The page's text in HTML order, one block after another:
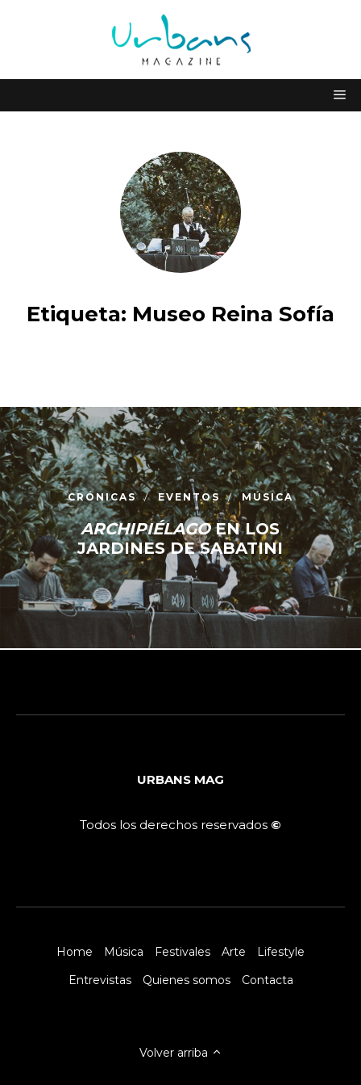
Etiqueta: Museo Reina Sofía
CRÓNICAS EVENTOS MÚSICA
ARCHIPIÉLAGOEN LOS
JARDINES DE SABATINI
URBANS MAG
Todos los derechos reservados ©
Home Música Festivales Arte
Lifestyle
Entrevistas
Quienes somos Contacta
Volver arriba